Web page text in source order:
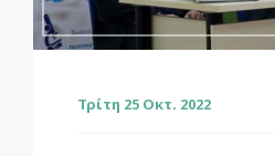
Τρίτη 25 Οκτ. 2022